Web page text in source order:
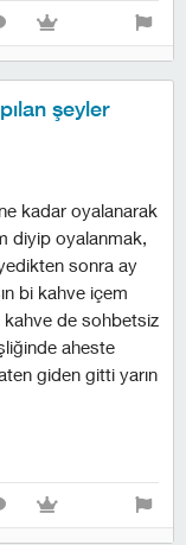
şeyler
kadar oyalanarak
diyip oyalanmak,
sonra ay
bi kahve içem
de sohbetsiz
aheste
giden gitti yarın